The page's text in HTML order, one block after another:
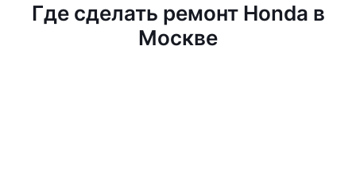
Где сделать ремонт Honda в
Москве